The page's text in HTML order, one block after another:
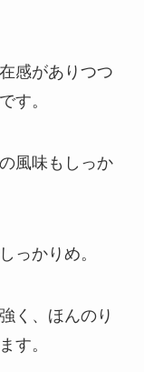
感がありつつ
す。
風味もしっか
っかりめ。
く、ほんのり
す。